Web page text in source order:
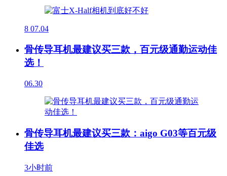
8 07.04
骨传导耳机最建议买三款，百元级通勤运动佳
选！
06.30
骨传导耳机最建议买三款：aigo G03等百元级
佳选
3小时前